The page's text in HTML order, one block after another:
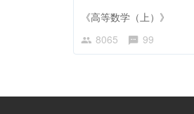
《高等数学（上）》
8065
99